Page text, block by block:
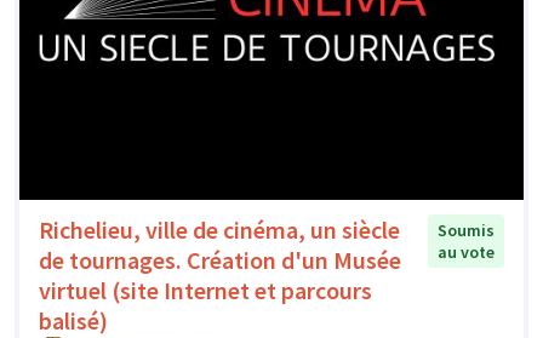
Richelieu, ville de cinéma, un siècle
de tournages. Création d'un Musée
virtuel (site Internet et parcours
balisé)
Soumis
au vote